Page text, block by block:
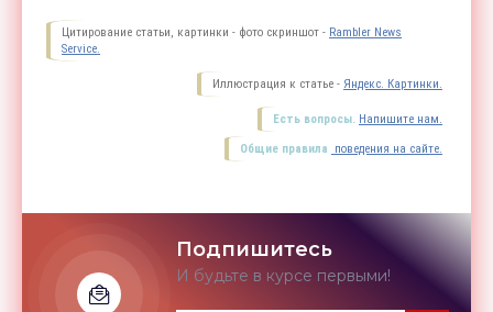
Цитирование статьи, картинки - фото скриншот - Rambler News
Service.
Иллюстрация к статье - Яндекс. Картинки.
Есть вопросы. Напишите нам.
Общие правила поведения на сайте.
Подпишитесь
И будьте в курсе первыми!